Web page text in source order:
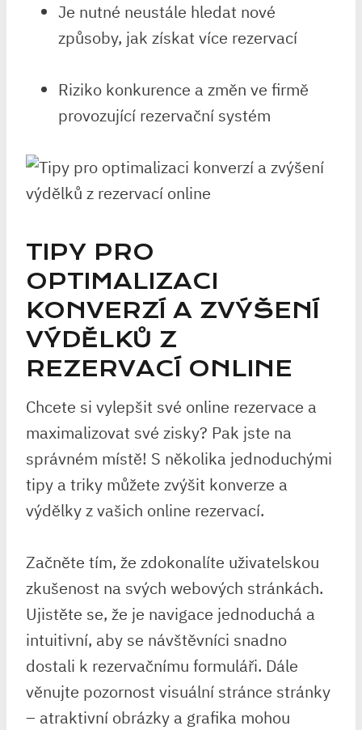
Je nutné neustále hledat nové
způsoby, jak získat více rezervací
Riziko konkurence a změn ve firmě
provozující rezervační systém
TIPY PRO
OPTIMALIZACI
KONVERZÍ A ZVÝŠENÍ
VÝDĚLKŮ Z
REZERVACÍ ONLINE
Chcete si vylepšit své online rezervace a
maximalizovat své zisky? Pak jste na
správném místě! S několika jednoduchými
tipy a triky můžete zvýšit konverze a
výdělky z vašich online rezervací.
Začněte tím, že zdokonalíte uživatelskou
zkušenost na svých webových stránkách.
Ujistěte se, že je navigace jednoduchá a
intuitivní, aby se návštěvníci snadno
dostali k rezervačnímu formuláři. Dále
věnujte pozornost visuální stránce stránky
– atraktivní obrázky a grafika mohou